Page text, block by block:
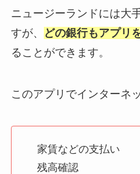
ニュージーランドには大
すが、
どの銀行もアプリ
ることができます。
このアプリでインターネ
家賃などの支払い
残高確認